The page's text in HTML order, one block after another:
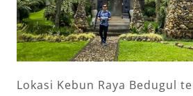
Lokasi Kebun Raya Bedugul